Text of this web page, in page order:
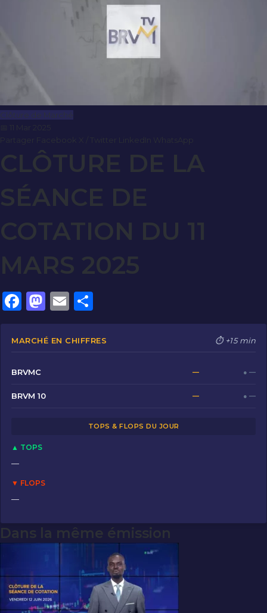
Clôture de Marché
CLÔTURE DE LA
SÉANCE DE
COTATION DU 11
MARS 2025
F
a
c
b
o
o
M
a
st
o
n
E
m
ai
ar
ta
MARCHÉ EN CHIFFRES ⏱ +15 min
BRVMC — ● —
BRVM 10 — ● —
TOPS & FLOPS DU JOUR
▲ TOPS
—
▼ FLOPS
—
Dans la même émission